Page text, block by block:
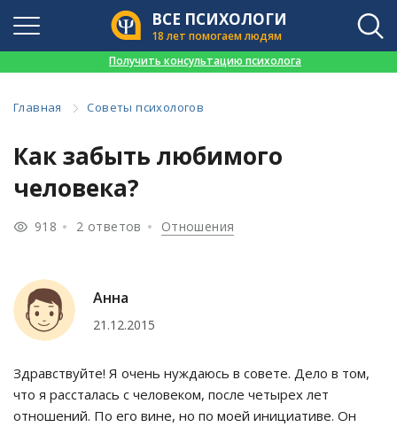
ВСЕ ПСИХОЛОГИ
18 лет помогаем людям
Получить консультацию психолога
Главная Советы психологов
Как забыть любимого
человека?
918 2 ответов Отношения
Анна
21.12.2015
Здравствуйте! Я очень нуждаюсь в совете. Дело в том,
что я рассталась с человеком, после четырех лет
отношений. По его вине, но по моей инициативе. Он